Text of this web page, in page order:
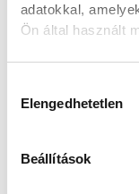
adatokkal,
Ön által használt
Elengedhetetlen
Beállítások
sport
One Veszprém